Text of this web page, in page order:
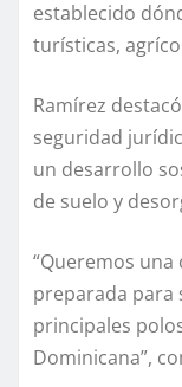
establecido
turísticas,
Ramírez
seguridad
un desarrollo
de suelo y
“Queremos
preparada para
principales
Dominicana”,